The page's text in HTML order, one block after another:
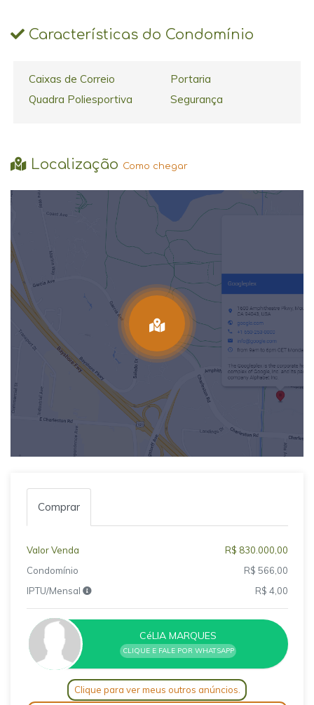
Características do Condomínio
Caixas de Correio
Portaria
Quadra Poliesportiva
Segurança
Localização Como chegar
Comprar
Valor Venda
R$ 830.000,00
Condomínio
R$ 566,00
IPTU/Mensal
R$ 4,00
CéLIA MARQUES
CLIQUE E FALE POR WHATSAPP
Clique para ver meus outros anúncios.